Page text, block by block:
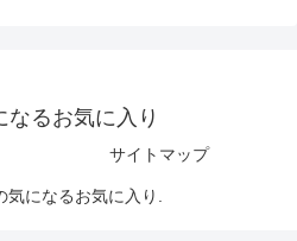
なるお気に入り
サイトマップ
になるお気に入り.